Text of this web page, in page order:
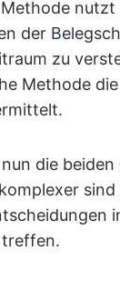
nutzt
der
zu
Methode
die beiden